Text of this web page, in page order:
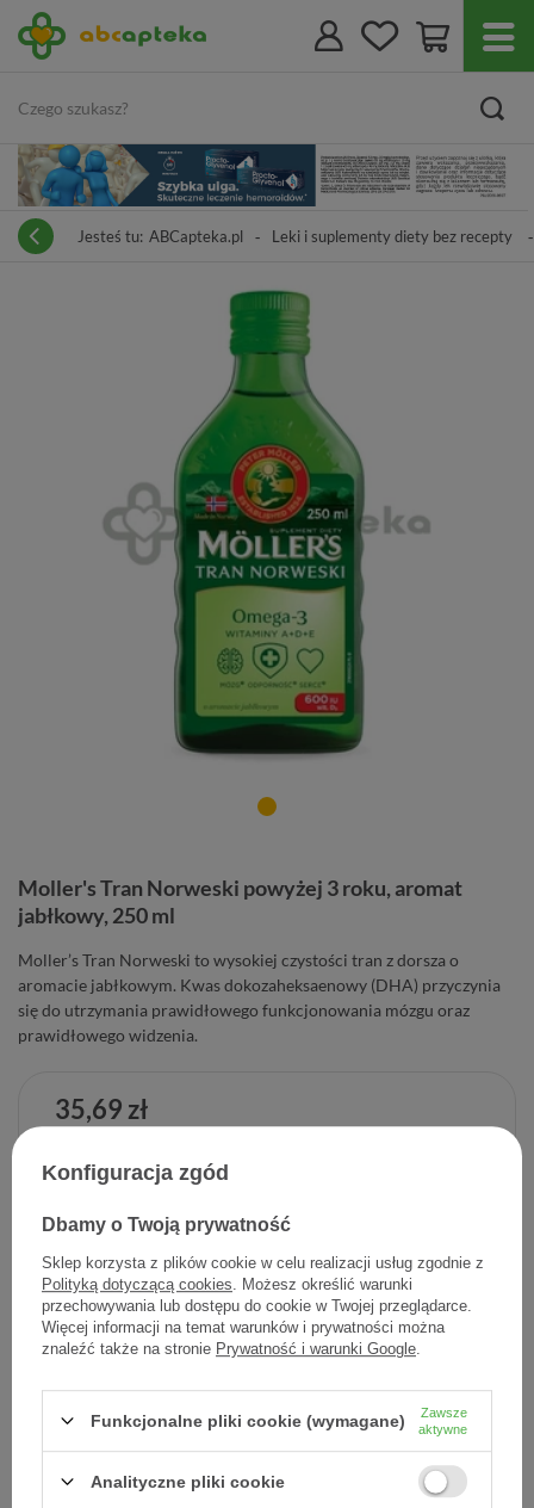
Jesteś tu: ABCapteka.pl Leki i suplementy diety bez recepty
Moller's Tran Norweski powyżej 3 roku, aromat
jabłkowy, 250 ml
Moller’s Tran Norweski to wysokiej czystości tran z dorsza o
aromacie jabłkowym. Kwas dokozaheksaenowy (DHA) przyczynia
się do utrzymania prawidłowego funkcjonowania mózgu oraz
prawidłowego widzenia.
35,69 zł
Dodaj do listy zakupowej
Kod produktu:
7070866028756
DARMOWA DOSTAWA
Konfiguracja zgód
Dbamy o Twoją prywatność
Sklep korzysta z plików cookie w celu realizacji usług zgodnie z
Polityką dotyczącą cookies . Możesz określić warunki
przechowywania lub dostępu do cookie w Twojej przeglądarce.
Więcej informacji na temat warunków i prywatności można
znaleźć także na stronie Prywatność i warunki Google
Funkcjonalne pliki cookie (wymagane)
Zawsze
aktywne
Analityczne pliki cookie